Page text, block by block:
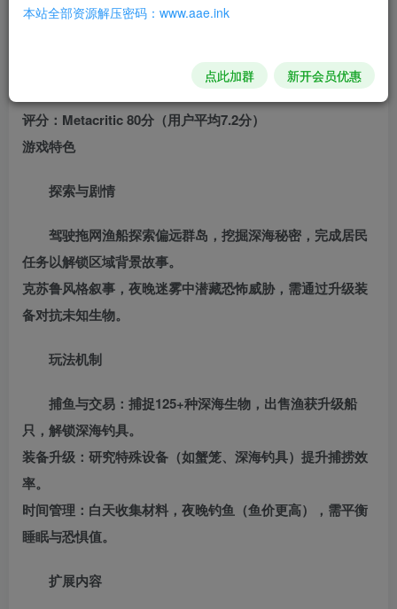
类型‌：恐怖探索/开放世界/钓鱼模拟
Nintendo Switch、Mac、iOS（部分平台为移植版）‌
发行时间‌：2023年3月30日（PC版）‌
评分‌：Metacritic 80分（用户平均7.2分）‌
游戏特色‌
探索与剧情‌
驾驶拖网渔船探索偏远群岛，挖掘深海秘密，完成居民
任务以解锁区域背景故事‌。
克苏鲁风格叙事，夜晚迷雾中潜藏恐怖威胁，需通过升级装
备对抗未知生物‌。
玩法机制‌
捕鱼与交易‌：捕捉125+种深海生物，出售渔获升级船
只，解锁深海钓具‌。
装备升级‌：研究特殊设备（如蟹笼、深海钓具）提升捕捞效
率‌。
时间管理‌：白天收集材料，夜晚钓鱼（鱼价更高），需平衡
睡眠与恐惧值‌。
扩展内容‌
本站全部资源解压密码：www.aae.ink
点此加群 新开会员优惠